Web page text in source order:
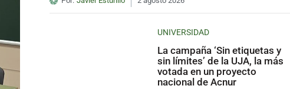
UNIVERSIDAD
La campaña ‘Sin etiquetas y
sin límites’ de la UJA, la más
votada en un proyecto
nacional de Acnur